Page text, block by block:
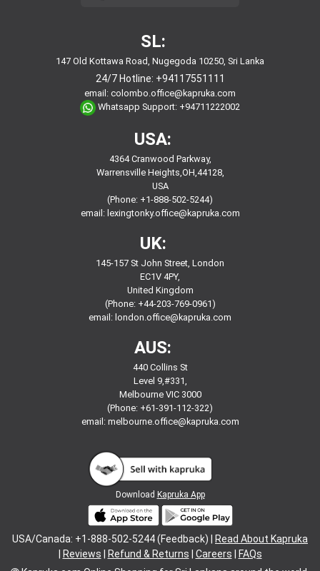
SL:
147 Old Kottawa Road, Nugegoda 10250, Sri Lanka
24/7 Hotline: +94117551111
email: colombo.office@kapruka.com
Whatsapp Support: +94711222002
USA:
4364 Cranwood Parkway,
Warrensville Heights,OH,44128,
USA
(Phone: +1-888-502-5244)
email: lexingtonky.office@kapruka.com
UK:
145-157 St John Street, London
EC1V 4PY,
United Kingdom
(Phone: +44-203-769-0961)
email: london.office@kapruka.com
AUS:
440 Collins St
Level 9,#331,
Melbourne VIC 3000
(Phone: +61-391-112-322)
email: melbourne.office@kapruka.com
Download Kapruka App
USA/Canada: +1-888-502-5244 (Feedback) |
Read About Kapruka
Reviews Refund & Returns Careers
FAQs